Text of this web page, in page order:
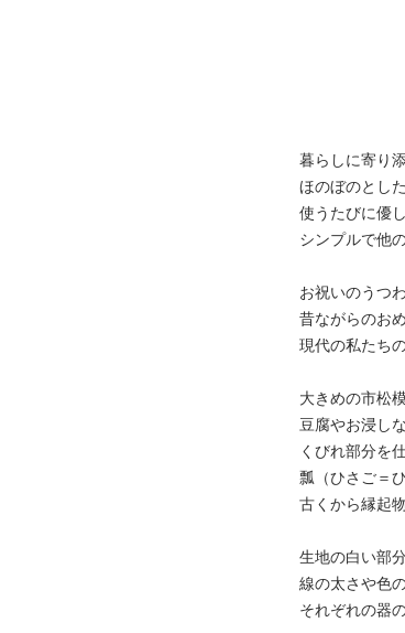
暮らしに寄り
ほのぼのとし
使うたびに優
シンプルで他
お祝いのうつ
昔ながらのお
現代の私たち
大きめの市松
豆腐やお浸し
くびれ部分を
瓢（ひさご＝
古くから縁起
生地の白い部
線の太さや色
それぞれの器